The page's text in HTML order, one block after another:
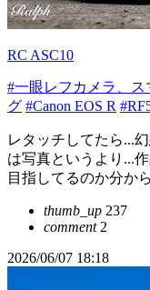
RC ASC10
#一眼レフカメラ、
グ #Canon EOS R
レタッチしてたら...
は写真というより...
目指してるのか分か
thumb_up 237
comment2
2026/06/07 18:18